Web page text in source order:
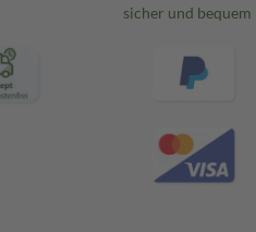
sicher und bequem